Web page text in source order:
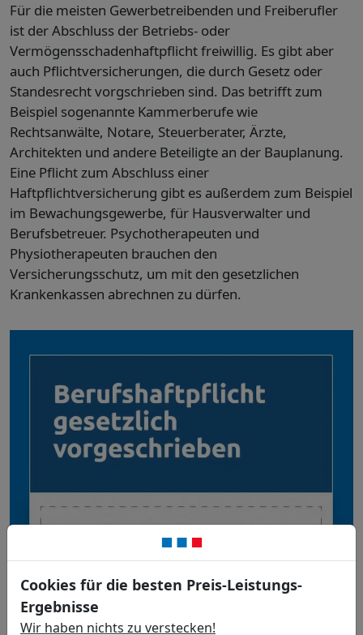
Für die meisten Gewerbetreibenden und Freiberufler
ist der Abschluss der Betriebs- oder
Vermögensschadenhaftpflicht freiwillig. Es gibt aber
auch Pflichtversicherungen, die durch Gesetz oder
Standesrecht vorgschrieben sind. Das betrifft zum
Beispiel sogenannte Kammerberufe wie
Rechtsanwälte, Notare, Steuerberater, Ärzte,
Architekten und andere Beteiligte an der Bauplanung.
Eine Pflicht zum Abschluss einer
Haftpflichtversicherung gibt es außerdem zum Beispiel
im Bewachungsgewerbe, für Hausverwalter und
Berufsbetreuer. Psychotherapeuten und
Physiotherapeuten brauchen den
Versicherungsschutz, um mit den gesetzlichen
Krankenkassen abrechnen zu dürfen.
Cookies für die besten Preis-Leistungs-
Ergebnisse
Wir haben nichts zu verstecken!